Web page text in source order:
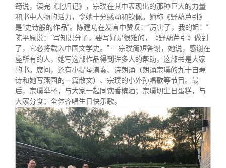
制度法规
联系我们
筠说，读完《北归记》，宗璞在其中表现出的那种巨大的力量
和书中人物的活力，令她十分感动和钦佩。她称《野葫芦引》
是“史诗般的作品”。陈建功在发言中赞叹：“厉害了，我的姐！”
陈平原说：“写知识分子，要写好是很难的，《野葫芦引》做到
了，它必将载入中国文学史。”······宗璞简短答谢，她说，感谢在
座所有的人，她写这部作品得到许多人的帮助，这部书是大家
的书。席间，还有小提琴演奏、诗朗诵（朗诵宗璞的九十自寿
诗和她写燕园的一篇散文）、宗璞的小外孙唱歌等节目。最
后，宗璞举杯，与大家一起同饮香槟酒；宗璞切生日蛋糕，与
大家分食；全体齐唱生日快乐歌。